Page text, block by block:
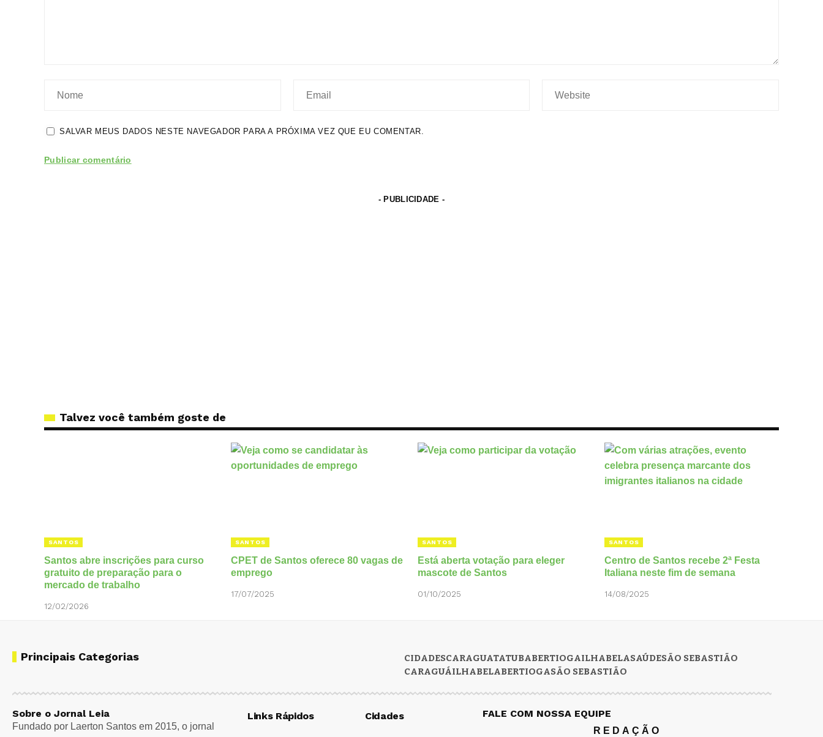
SALVAR MEUS DADOS NESTE NAVEGADOR PARA A PRÓXIMA VEZ QUE EU COMENTAR.
- PUBLICIDADE -
Talvez você também goste de
SANTOS
Santos abre inscrições para curso
gratuito de preparação para o
mercado de trabalho
12/02/2026
SANTOS
CPET de Santos oferece 80 vagas de
emprego
17/07/2025
SANTOS
Está aberta votação para eleger
mascote de Santos
01/10/2025
SANTOS
Centro de Santos recebe 2ª Festa
Italiana neste fim de semana
14/08/2025
Principais Categorias CIDADESCARAGUATATUBABERTIOGAILHABELASAÚDESÃO SEBASTIÃO
CARAGUÁILHABELABERTIOGASÃO SEBASTIÃO
Sobre o Jornal Leia
Fundado por Laerton Santos em 2015, o jornal
Links Rápidos Cidades FALE COM NOSSA EQUIPE
REDAÇÃO